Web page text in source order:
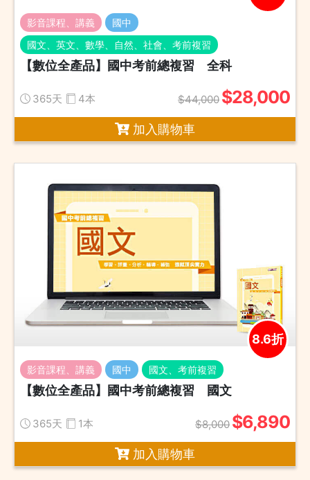
影音課程、講義
國中
國文、英文、數學、自然、社會、考前複習
【數位全產品】國中考前總複習 全科
365天 4本 $44,000 $28,000
加入購物車
8.6折
影音課程、講義 國中 國文、考前複習
【數位全產品】國中考前總複習 國文
365天 1本 $8,000 $6,890
加入購物車